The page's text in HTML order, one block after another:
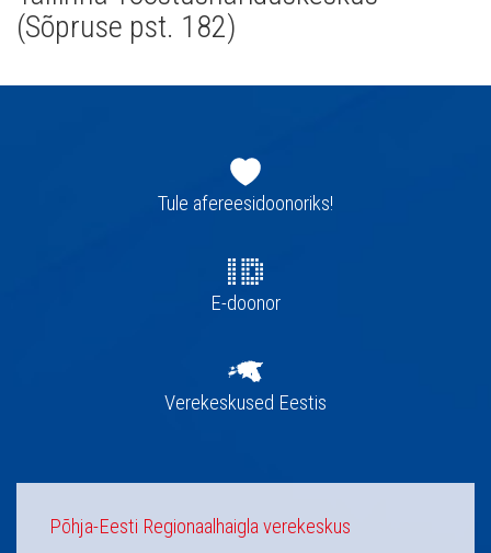
(Sõpruse pst. 182)
navigatsioonTule afereesidoonoriks!
E-doonor
Verekeskused Eestis
Põhja-Eesti Regionaalhaigla verekeskus